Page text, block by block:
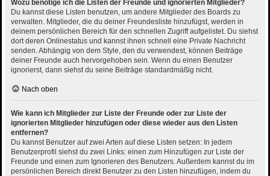
Wozu benötige ich die Listen der Freunde und ignorierten Mitglieder?
Du kannst diese Listen benutzen, um andere Mitglieder des Boards zu
verwalten. Mitglieder, die du deiner Freundesliste hinzufügst, werden in
deinem persönlichen Bereich für den schnellen Zugriff aufgelistet. Du siehst
dort deren Onlinestatus und kannst ihnen schnell eine Private Nachricht
senden. Abhängig von dem Style, den du verwendest, können Beiträge
deiner Freunde auch hervorgehoben sein. Wenn du einen Benutzer
ignorierst, dann siehst du seine Beiträge standardmäßig nicht.
Nach oben
Wie kann ich Mitglieder zur Liste der Freunde oder zur Liste der
ignorierten Mitglieder hinzufügen oder diese wieder aus den Listen
entfernen?
Du kannst Benutzer auf zwei Arten auf diese Listen setzen: In jedem
Benutzerprofil siehst du zwei Links: einen zum Hinzufügen zur Liste der
Freunde und einen zum Ignorieren des Benutzers. Außerdem kannst du im
persönlichen Bereich direkt Benutzer zu den Listen hinzufügen, indem du